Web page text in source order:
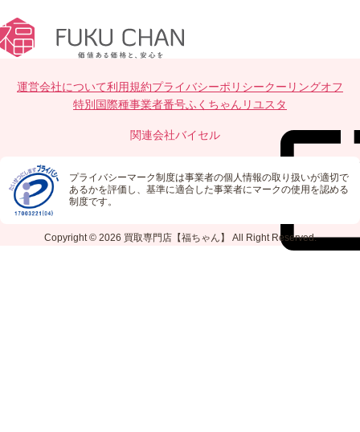
運営会社について利用規約プライバシーポリシークーリングオフ
特別国際種事業者番号ふくちゃんリユスタ
関連会社バイセル
プライバシーマーク制度は事業者の個人情報の取り扱いが適切で
あるかを評価し、基準に適合した事業者にマークの使用を認める
制度です。
Copyright © 2026 買取専門店【福ちゃん】 All Right Reserved.